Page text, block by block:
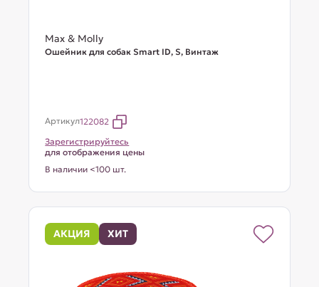
Max & Molly
Ошейник для собак Smart ID, S, Винтаж
Артикул122082
Зарегистрируйтесь
для отображения цены
В наличии <100 шт.
АКЦИЯ ХИТ